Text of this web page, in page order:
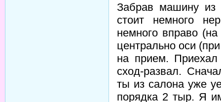
Забрав машину из
стоит немного
немного вправо
центрально оси
на прием.
сход-развал.
ты из салона уже
порядка 2 тыр. Я